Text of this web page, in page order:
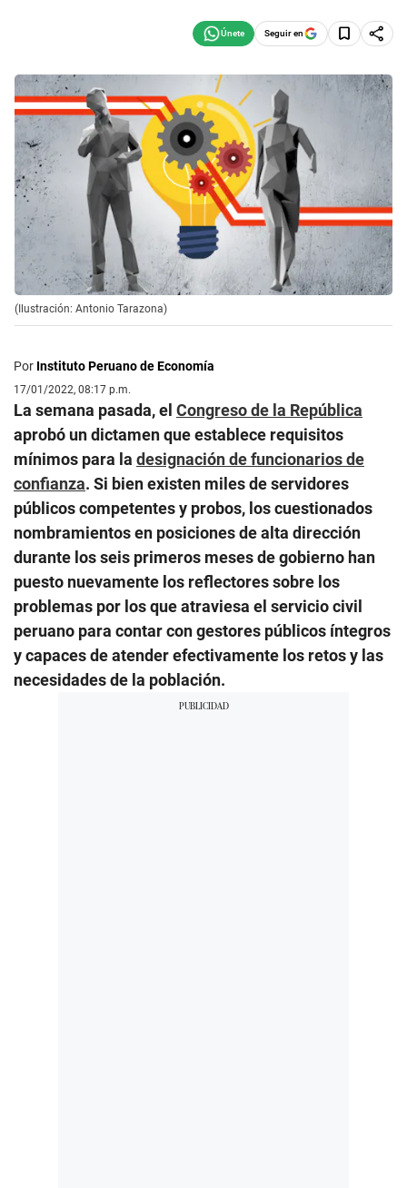
Seguir en
(Ilustración: Antonio Tarazona)
Por Instituto Peruano de Economía
17/01/2022, 08:17 p.m.
La semana pasada, el Congreso de la República
aprobó un dictamen que establece requisitos
mínimos para la designación de funcionarios de
confianza. Si bien existen miles de servidores
públicos competentes y probos, los cuestionados
nombramientos en posiciones de alta dirección
durante los seis primeros meses de gobierno han
puesto nuevamente los reflectores sobre los
problemas por los que atraviesa el servicio civil
peruano para contar con gestores públicos íntegros
y capaces de atender efectivamente los retos y las
necesidades de la población.